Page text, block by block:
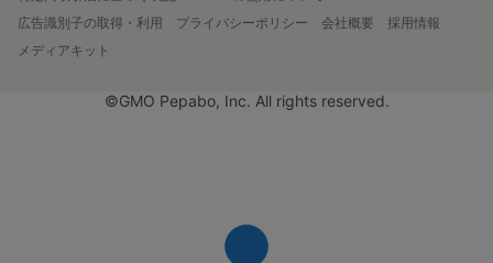
広告識別子の取得・利用
プライバシーポリシー 会社概要
採用情報
メディアキット
©GMO Pepabo, Inc. All rights reserved.